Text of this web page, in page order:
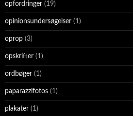
opfordringer (19)
opinionsundersøgelser (1)
oprop (3)
opskrifter (1)
ordbøger (1)
paparazzifotos (1)
plakater (1)